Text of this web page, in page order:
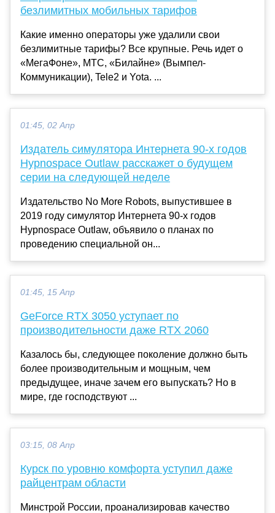
безлимитных мобильных тарифов
Какие именно операторы уже удалили свои
безлимитные тарифы? Все крупные. Речь идет о
«МегаФоне», МТС, «Билайне» (Вымпел-
Коммуникации), Tele2 и Yota. ...
01:45, 02 Апр
Издатель симулятора Интернета 90-х годов
Hypnospace Outlaw расскажет о будущем
серии на следующей неделе
Издательство No More Robots, выпустившее в
2019 году симулятор Интернета 90-х годов
Hypnospace Outlaw, объявило о планах по
проведению специальной он...
01:45, 15 Апр
GeForce RTX 3050 уступает по
производительности даже RTX 2060
Казалось бы, следующее поколение должно быть
более производительным и мощным, чем
предыдущее, иначе зачем его выпускать? Но в
мире, где господствуют ...
03:15, 08 Апр
Курск по уровню комфорта уступил даже
райцентрам области
Минстрой России, проанализировав качество